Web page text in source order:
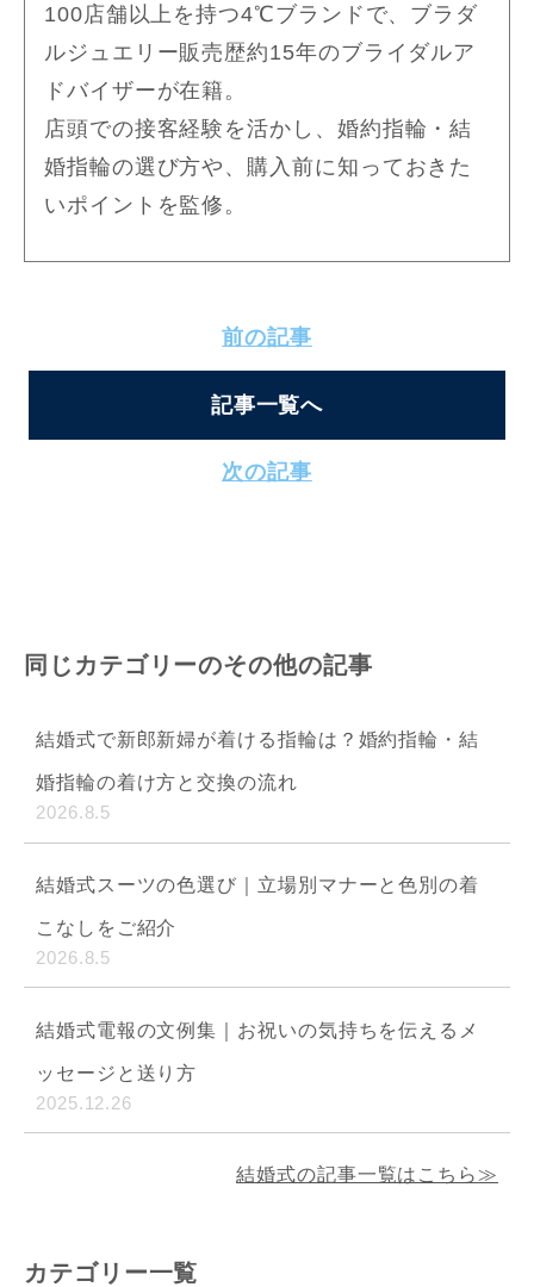
100店舗以上を持つ4℃ブランドで、ブラダ
ルジュエリー販売歴約15年のブライダルア
ドバイザーが在籍。
店頭での接客経験を活かし、婚約指輪・結
婚指輪の選び方や、購入前に知っておきた
いポイントを監修。
前の記事
記事一覧へ
次の記事
同じカテゴリーのその他の記事
結婚式で新郎新婦が着ける指輪は？婚約指輪・結
婚指輪の着け方と交換の流れ
2026.8.5
結婚式スーツの色選び｜立場別マナーと色別の着
こなしをご紹介
2026.8.5
結婚式電報の文例集｜お祝いの気持ちを伝えるメ
ッセージと送り方
2025.12.26
結婚式の記事一覧はこちら≫
カテゴリー一覧